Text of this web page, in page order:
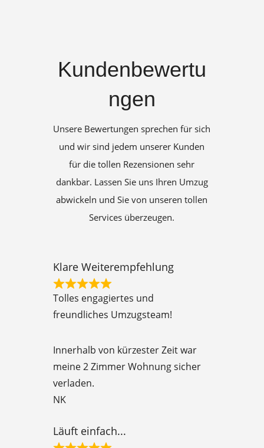
Kundenbewertu
ngen
Unsere Bewertungen sprechen für sich
und wir sind jedem unserer Kunden
für die tollen Rezensionen sehr
dankbar. Lassen Sie uns Ihren Umzug
abwickeln und Sie von unseren tollen
Services überzeugen.
Klare Weiterempfehlung
R
a
d
5
o
o
Tolles engagiertes und
freundliches Umzugsteam!
Innerhalb von kürzester Zeit war
meine 2 Zimmer Wohnung sicher
verladen.
NK
Läuft einfach...